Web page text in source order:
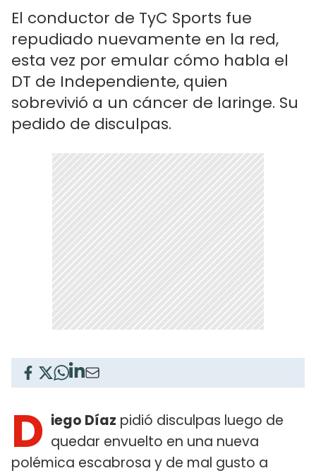
El conductor de TyC Sports fue
repudiado nuevamente en la red,
esta vez por emular cómo habla el
DT de Independiente, quien
sobrevivió a un cáncer de laringe. Su
pedido de disculpas.
D iego Díaz pidió disculpas luego de
quedar envuelto en una nueva
polémica escabrosa y de mal gusto a